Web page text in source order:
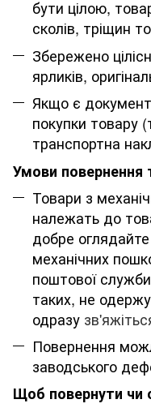
бути цілою,
сколів, тріщин
Збережено
ярликів,
Якщо є
покупки товару
транспортна
Умови повернення
Товари з
належать до
добре
механічних
поштової
таких, не
одразу
Повернення
заводського
Щоб повернути чи